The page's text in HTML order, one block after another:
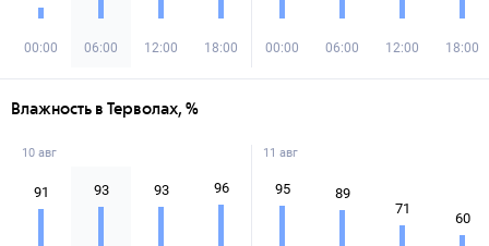
00:00 06:00 12:00 18:00 00:00 06:00 12:00 18:00
Влажность в Терволах, %
10 авг
91 93 93 96
11 авг
95 89
71
60